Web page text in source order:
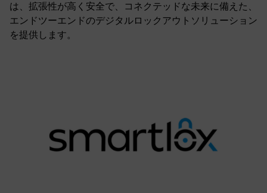
は、拡張性が高く安全で、コネクテッドな未来に備えた、
エンドツーエンドのデジタルロックアウトソリューション
を提供します。